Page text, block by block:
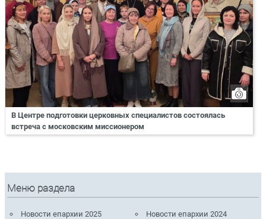
В Центре подготовки церковных специалистов состоялась
встреча с московским миссионером
Меню раздела
Новости епархии 2025
Новости епархии 2024